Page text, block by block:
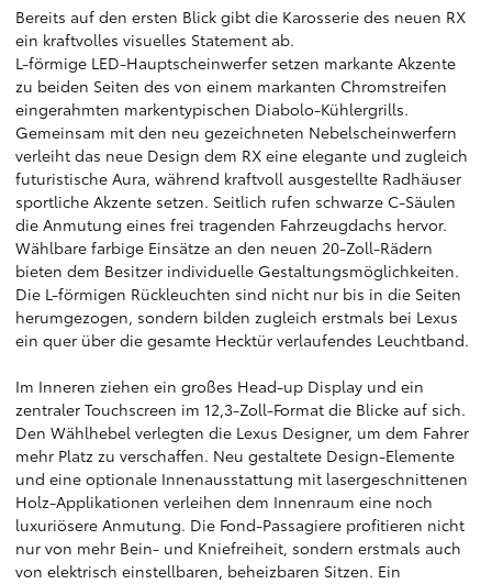
Bereits auf den ersten Blick gibt die Karosserie des neuen RX
ein kraftvolles visuelles Statement ab.
L-förmige LED-Hauptscheinwerfer setzen markante Akzente
zu beiden Seiten des von einem markanten Chromstreifen
eingerahmten markentypischen Diabolo-Kühlergrills.
Gemeinsam mit den neu gezeichneten Nebelscheinwerfern
verleiht das neue Design dem RX eine elegante und zugleich
futuristische Aura, während kraftvoll ausgestellte Radhäuser
sportliche Akzente setzen. Seitlich rufen schwarze C-Säulen
die Anmutung eines frei tragenden Fahrzeugdachs hervor.
Wählbare farbige Einsätze an den neuen 20-Zoll-Rädern
bieten dem Besitzer individuelle Gestaltungsmöglichkeiten.
Die L-förmigen Rückleuchten sind nicht nur bis in die Seiten
herumgezogen, sondern bilden zugleich erstmals bei Lexus
ein quer über die gesamte Hecktür verlaufendes Leuchtband.
Im Inneren ziehen ein großes Head-up Display und ein
zentraler Touchscreen im 12,3-Zoll-Format die Blicke auf sich.
Den Wählhebel verlegten die Lexus Designer, um dem Fahrer
mehr Platz zu verschaffen. Neu gestaltete Design-Elemente
und eine optionale Innenausstattung mit lasergeschnittenen
Holz-Applikationen verleihen dem Innenraum eine noch
luxuriösere Anmutung. Die Fond-Passagiere profitieren nicht
nur von mehr Bein- und Kniefreiheit, sondern erstmals auch
von elektrisch einstellbaren, beheizbaren Sitzen. Ein